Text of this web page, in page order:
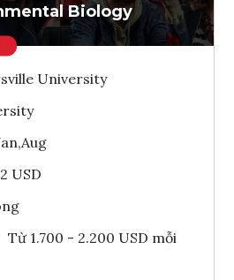
Biology
University
USD
Từ 1.700 - 2.200 USD mỗi